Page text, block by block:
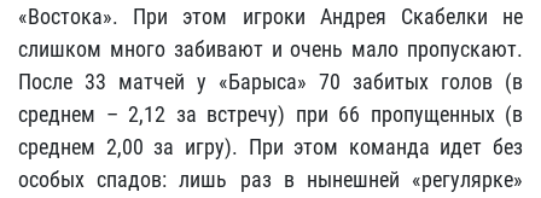
«Востока». При этом игроки Андрея Скабелки не
слишком много забивают и очень мало пропускают.
После 33 матчей у «Барыса» 70 забитых голов (в
среднем – 2,12 за встречу) при 66 пропущенных (в
среднем 2,00 за игру). При этом команда идет без
особых спадов: лишь раз в нынешней «регулярке»